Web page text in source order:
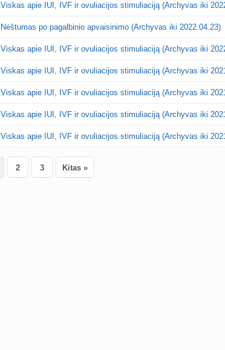
Viskas apie IUI, IVF ir ovuliacijos stimuliaciją (Archyvas iki
Nėštumas po pagalbinio apvaisinimo (Archyvas iki 2022.04.23)
Viskas apie IUI, IVF ir ovuliacijos stimuliaciją (Archyvas iki
Viskas apie IUI, IVF ir ovuliacijos stimuliaciją (Archyvas iki
Viskas apie IUI, IVF ir ovuliacijos stimuliaciją (Archyvas iki
Viskas apie IUI, IVF ir ovuliacijos stimuliaciją (Archyvas iki
Viskas apie IUI, IVF ir ovuliacijos stimuliaciją (Archyvas iki
2 3 Kitas »